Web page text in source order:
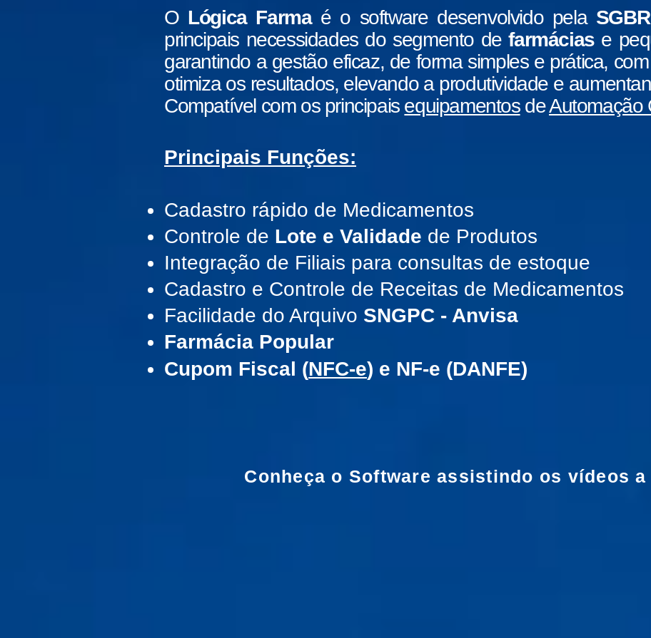
O Lógica Farmaé o software desenvolvido pela SGBR
principais necessidades do segmento defarmáciase
garantindo a gestão eficaz, de forma simples e prática,
otimiza os resultados, elevando a produtividade e
Compatível com os principais equipamentosdeAutomação
Principais Funções:
Cadastro rápido de Medicamentos
Controle de Lote e Validade de Produtos
Integração de Filiais para consultas de estoque
Cadastro e Controle de Receitas de Medicamentos
Facilidade do Arquivo SNGPC - Anvisa
Farmácia Popular
Cupom Fiscal (NFC-e) e NF-e (DANFE)
Conheça o Software assistindo os vídeos